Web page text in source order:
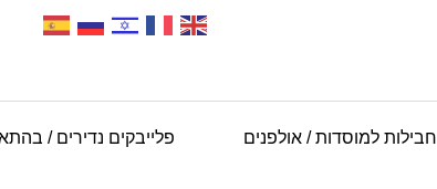
חבילות למוסדות / אולפנים פלייבקים נדירים /